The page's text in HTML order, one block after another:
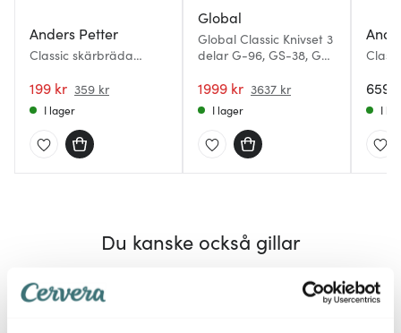
Anders Petter
Classic skärbräda
199 kr 359 kr
I lager
Global
Global Classic Knivset 3
delar G-96, GS-38, GS-
1999 kr 3637 kr
I lager
659
I
Du kanske också gillar
70%